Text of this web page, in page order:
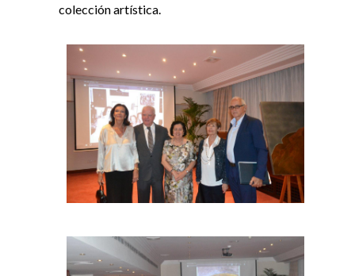
colección artística.